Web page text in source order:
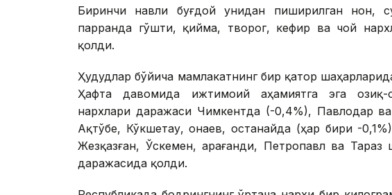
Биринчи навли буғдой унидан пиширилган нон,
парранда гўшти, қийма, творог, кефир ва чой
қолди.
Ҳудудлар бўйича мамлакатнинг бир қатор
Ҳафта давомида ижтимоий аҳамиятга эга озиқ-
нархлари даражаси Чимкентда (-0,4%), Павлодар
Ақтўбе, Кўкшетау, Қонаев, Қостанайда (ҳар бири -
Жезқазған, Ўскемен, Қарағанди, Петропавл ва
даражасида қолди.